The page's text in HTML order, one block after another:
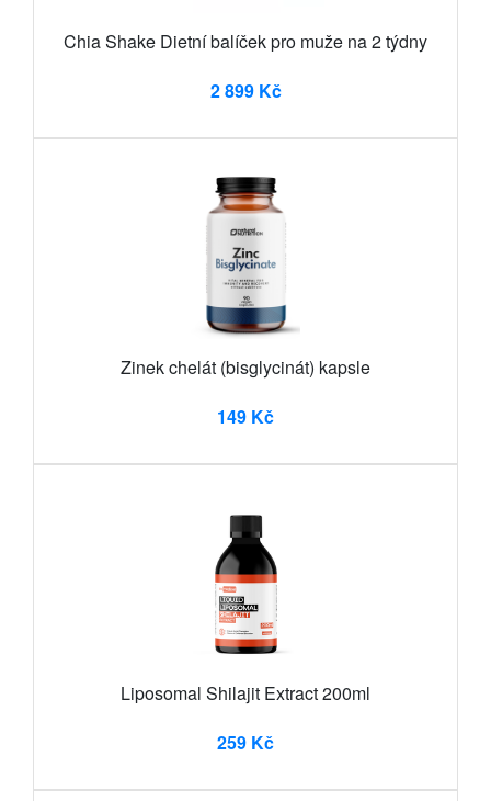
Chia Shake Dietní balíček pro muže na 2 týdny
2 899 Kč
Zinek chelát (bisglycinát) kapsle
149 Kč
Liposomal Shilajit Extract 200ml
259 Kč